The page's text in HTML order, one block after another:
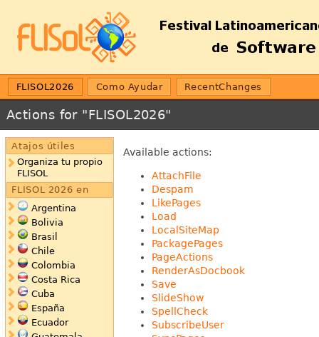
FLISOL2026 Como Ayudar RecentChanges
Actions for "FLISOL2026"
Atajos útiles
Organiza tu propio
FLISOL
FLISOL 2026 en
Argentina
Bolivia
Brasil
Chile
Colombia
Costa Rica
Cuba
España
Ecuador
Available actions:
AttachFile
Despam
LikePages
Load
LocalSiteMap
PackagePages
PageActions
RenderAsDocbook
Save
SlideShow
SpellCheck
SubscribeUser